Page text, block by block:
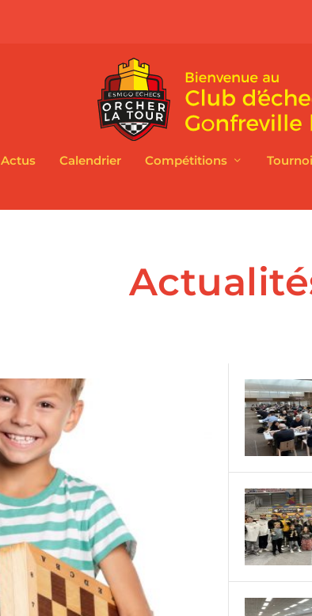
Actus Calendrier Compétitions